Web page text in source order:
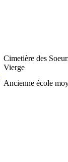
Cimetière des
Vierge
Ancienne école